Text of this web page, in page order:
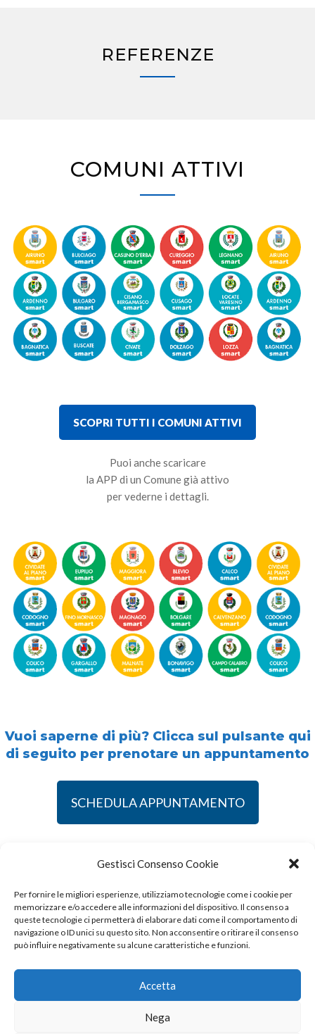
Gestisci Consenso Cookie
Per fornire le migliori esperienze, utilizziamo tecnologie come i cookie per
memorizzare e/o accedere alle informazioni del dispositivo. Il consenso a
queste tecnologie ci permetterà di elaborare dati come il comportamento di
navigazione o ID unici su questo sito. Non acconsentire o ritirare il consenso
può influire negativamente su alcune caratteristiche e funzioni.
Accetta
Nega
REFERENZE
COMUNI ATTIVI
SCOPRI TUTTI I COMUNI ATTIVI
Puoi anche scaricare
la APP di un Comune già attivo
per vederne i dettagli.
Vuoi saperne di più? Clicca sul pulsante qui
di seguito per prenotare un appuntamento
SCHEDULA APPUNTAMENTO
Software certificato da
© 2022 Internavigare Srl - All Rights Reserved
Via IV Novembre, 2 - 22070 Bulgarograsso (CO) - P.IVA
14190170960